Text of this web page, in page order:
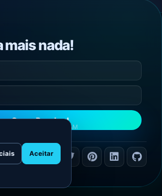
mais nada!
Quero Receber!
NÃO ENVIAMOS SPAM
Aceitar